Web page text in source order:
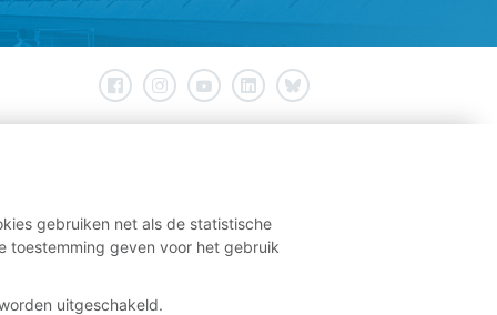
gebruiken net als de statistische
toestemming geven voor het gebruik
uitgeschakeld.